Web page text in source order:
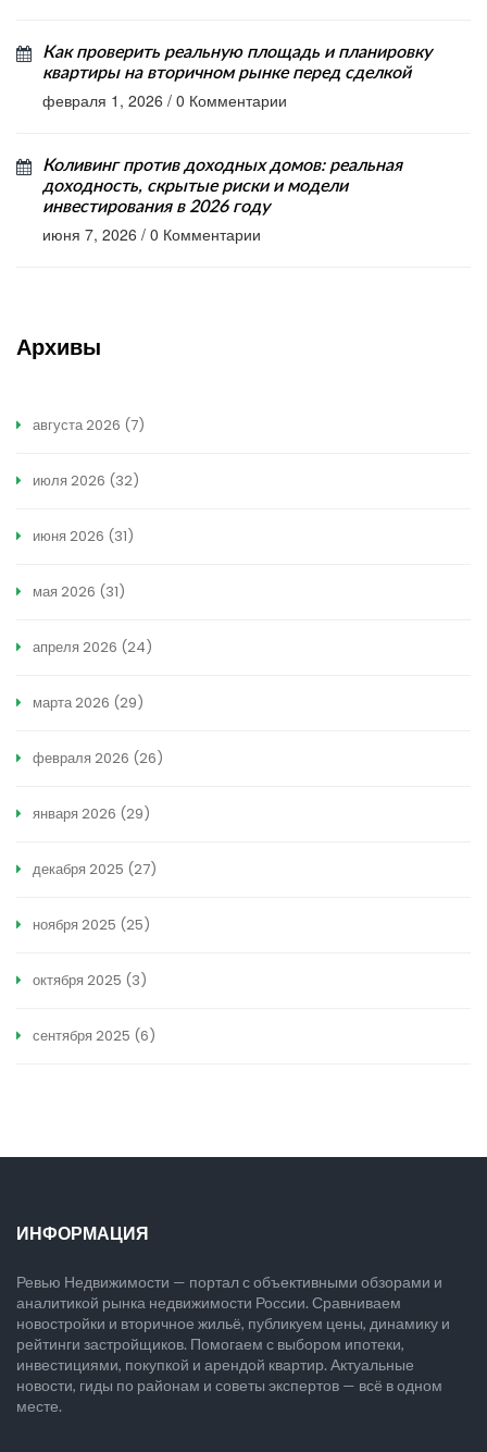
Как проверить реальную площадь и планировку
квартиры на вторичном рынке перед сделкой
февраля 1, 2026 / 0 Комментарии
Коливинг против доходных домов: реальная
доходность, скрытые риски и модели
инвестирования в 2026 году
июня 7, 2026 / 0 Комментарии
Архивы
августа 2026 (7)
июля 2026 (32)
июня 2026 (31)
мая 2026 (31)
апреля 2026 (24)
марта 2026 (29)
февраля 2026 (26)
января 2026 (29)
декабря 2025 (27)
ноября 2025 (25)
октября 2025 (3)
сентября 2025 (6)
ИНФОРМАЦИЯ
Ревью Недвижимости — портал с объективными обзорами и
аналитикой рынка недвижимости России. Сравниваем
новостройки и вторичное жильё, публикуем цены, динамику и
рейтинги застройщиков. Помогаем с выбором ипотеки,
инвестициями, покупкой и арендой квартир. Актуальные
новости, гиды по районам и советы экспертов — всё в одном
месте.